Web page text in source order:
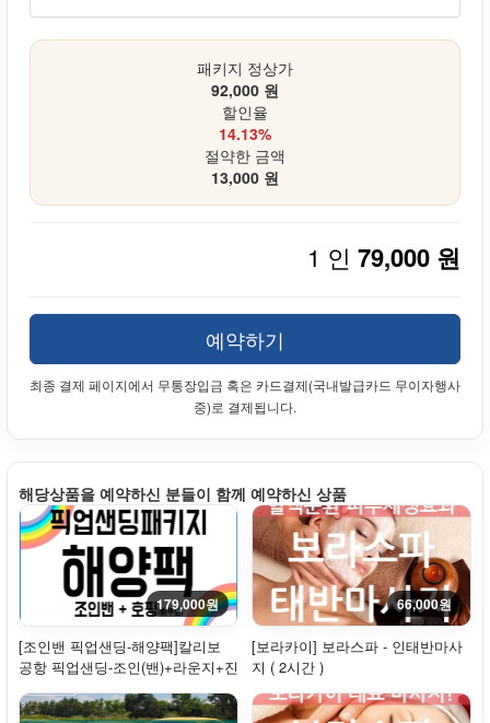
패키지 정상가
92,000 원
할인율
14.13%
절약한 금액
13,000 원
1 인 79,000 원
예약하기
최종 결제 페이지에서 무통장입금 혹은 카드결제(국내발급카드 무이자행사
중)로 결제됩니다.
해당상품을 예약하신 분들이 함께 예약하신 상품
179,000원
[조인밴 픽업샌딩-해양팩]칼리보
공항 픽업샌딩-조인(밴)+라운지+진
주마사지+...
66,000원
[보라카이] 보라스파 - 인태반마사
지 ( 2시간 )